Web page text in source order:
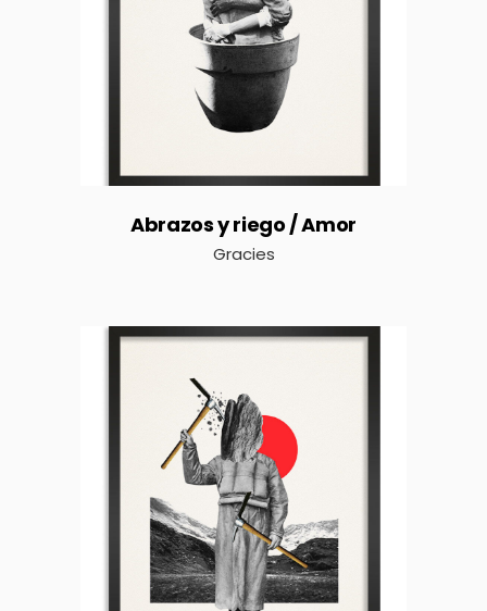
Abrazos y riego / Amor
Gracies